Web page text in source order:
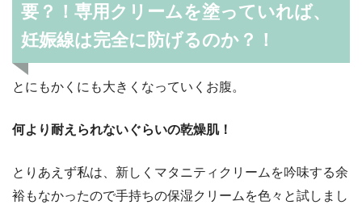
要？！専用クリームを塗っていれば、
妊娠線は完全に防げるのか？！
とにもかくにも大きくなっていくお腹。
何より耐えられないぐらいの乾燥肌！
とりあえず私は、新しくマタニティクリームを吟味する余
裕もなかったので手持ちの保湿クリームを色々と試しまし